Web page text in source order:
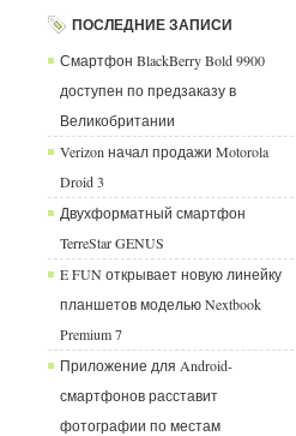
ПОСЛЕДНИЕ ЗАПИСИ
Смартфон BlackBerry Bold 9900
доступен по предзаказу в
Великобритании
Verizon начал продажи Motorola
Droid 3
Двухформатный смартфон
TerreStar GENUS
E FUN открывает новую линейку
планшетов моделью Nextbook
Premium 7
Приложение для Android-
смартфонов расставит
фотографии по местам